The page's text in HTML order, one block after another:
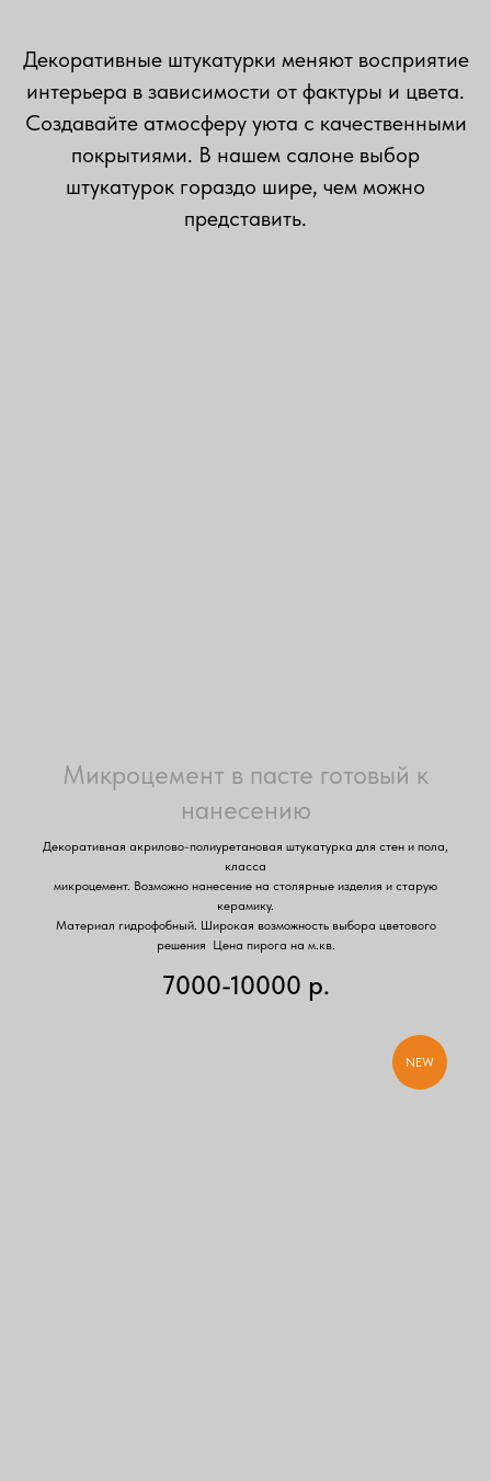
Декоративные штукатурки меняют восприятие
интерьера в зависимости от фактуры и цвета.
Создавайте атмосферу уюта с качественными
покрытиями. В нашем салоне выбор
штукатурок гораздо шире, чем можно
представить.
Микроцемент в пасте готовый к
нанесению
Декоративная акрилово-полиуретановая штукатурка для стен и пола,
класса
микроцемент. Возможно нанесение на столярные изделия и старую
керамику.
Материал гидрофобный. Широкая возможность выбора цветового
решения Цена пирога на м.кв.
7000-10000 р.
NEW